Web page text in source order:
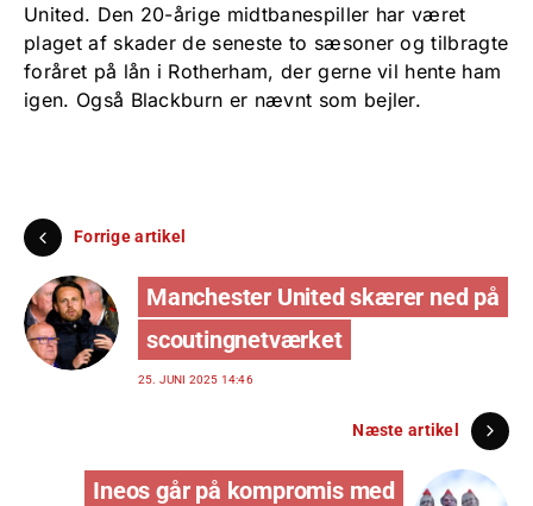
United. Den 20-årige midtbanespiller har været
plaget af skader de seneste to sæsoner og tilbragte
foråret på lån i Rotherham, der gerne vil hente ham
igen. Også Blackburn er nævnt som bejler.
Forrige artikel
Manchester United skærer ned på
scoutingnetværket
25. JUNI 2025 14:46
Næste artikel
Ineos går på kompromis med